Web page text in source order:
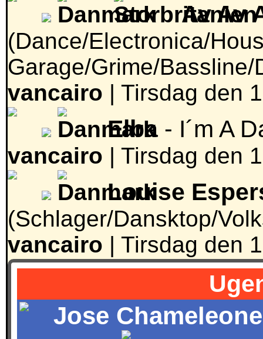
Av Av
(Dance/Electronica/
Garage/Grime/Bassline/
vancairo | Tirsdag den
Elba - I´m A
vancairo | Tirsdag den
Louise
(Schlager/Dansktop/
vancairo | Tirsdag den
Jose